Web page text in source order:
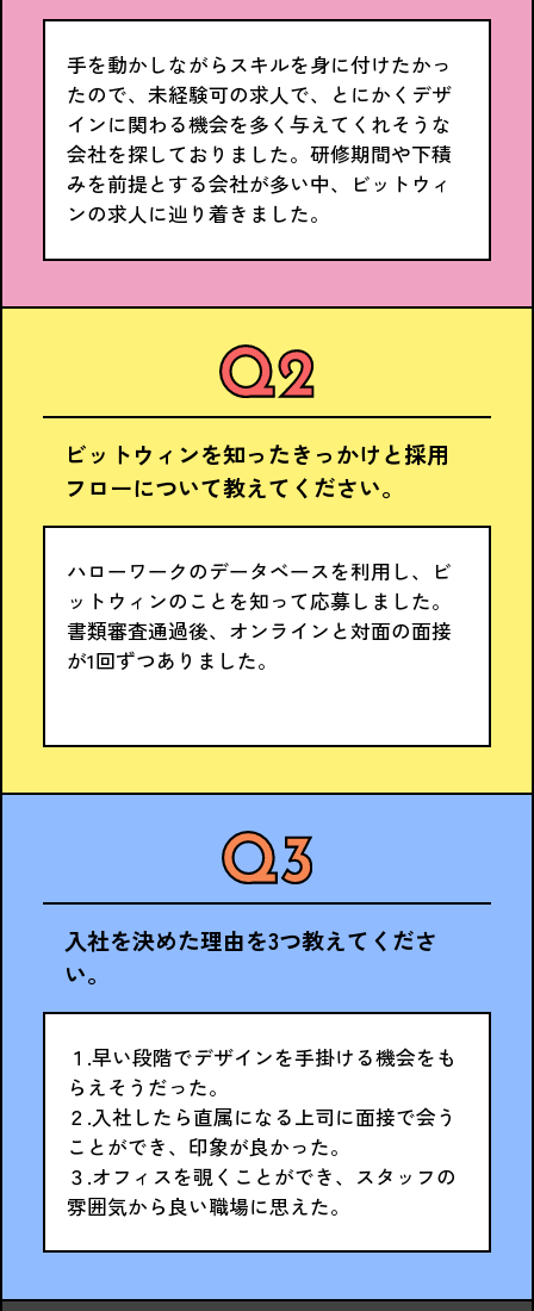
手を動かしながらスキルを身に付けたかっ
たので、未経験可の求人で、とにかくデザ
インに関わる機会を多く与えてくれそうな
会社を探しておりました。研修期間や下積
みを前提とする会社が多い中、ビットウィ
ンの求人に辿り着きました。
ビットウィンを知ったきっかけと採用
フローについて教えてください。
ハローワークのデータベースを利用し、ビ
ットウィンのことを知って応募しました。
書類審査通過後、オンラインと対面の面接
が1回ずつありました。
入社を決めた理由を3つ教えてくださ
い。
１.早い段階でデザインを手掛ける機会をも
らえそうだった。
２.入社したら直属になる上司に面接で会う
ことができ、印象が良かった。
３.オフィスを覗くことができ、スタッフの
雰囲気から良い職場に思えた。